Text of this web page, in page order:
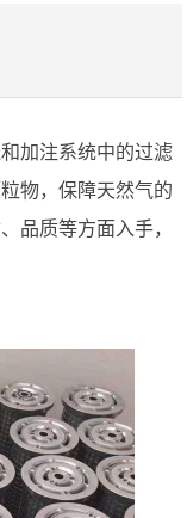
加注系统中的过滤
物，保障天然气的
品质等方面入手，